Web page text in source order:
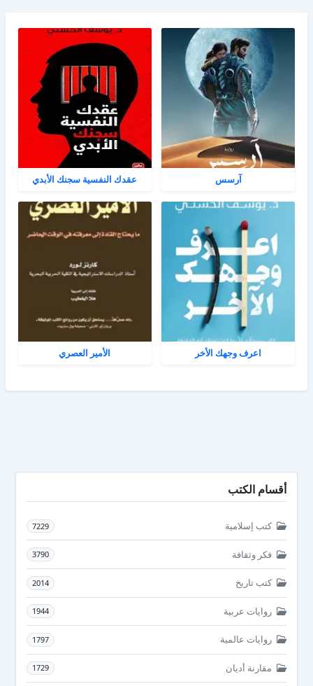
آرسس عقدك النفسية سجنك الأبدي
اعرف وجهك الأخر الأمير العصري
أقسام الكتب
كتب إسلامية 7229
فكر وثقافة 3790
كتب تاريخ 2014
روايات عربية 1944
روايات عالمية 1797
مقارنة أديان 1729